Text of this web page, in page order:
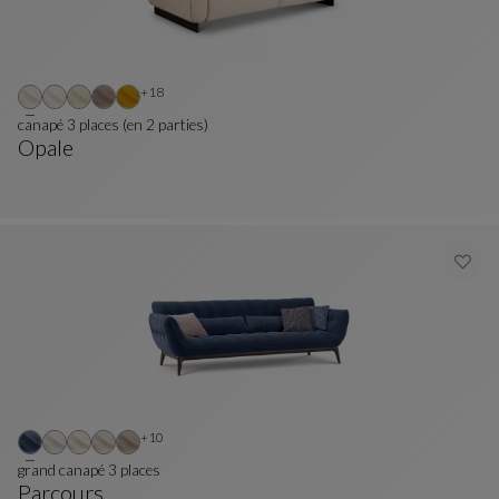
Opale
canapé 3 places (en 2 parties)
+18Autres coloris : 18 couleurs disponibles
Parcours
grand canapé 3 places
+10Autres coloris : 10 couleurs disponibles